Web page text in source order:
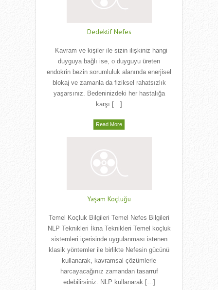
Dedektif Nefes
Kavram ve kişiler ile sizin ilişkiniz hangi
duyguya bağlı ise, o duyguyu üreten
endokrin bezin sorumluluk alanında enerjisel
blokaj ve zamanla da fiziksel rahatsızlık
yaşarsınız. Bedeninizdeki her hastalığa
karşı […]
Read More
Yaşam Koçluğu
Temel Koçluk Bilgileri Temel Nefes Bilgileri
NLP Teknikleri İkna Teknikleri Temel koçluk
sistemleri içerisinde uygulanması istenen
klasik yöntemler ile birlikte Nefesin gücünü
kullanarak, kavramsal çözümlerle
harcayacağınız zamandan tasarruf
edebilirsiniz. NLP kullanarak […]